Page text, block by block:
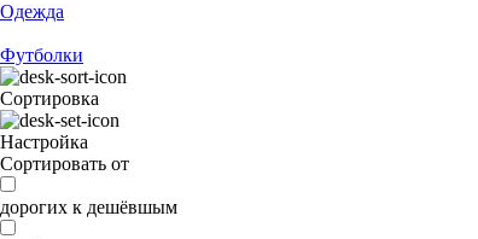
Одежда
Футболки
Сортировка
Настройка
Сортировать от
дорогих к дешёвшым